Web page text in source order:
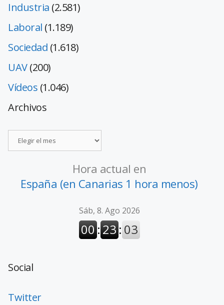
Industria (2.581)
Laboral (1.189)
Sociedad (1.618)
UAV(200)
Vídeos (1.046)
Archivos
Hora actual en
España (en Canarias 1 hora menos)
Social
Twitter